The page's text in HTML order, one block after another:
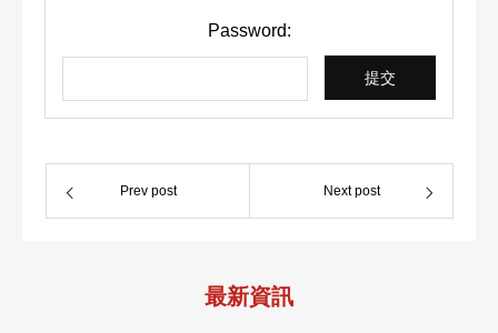
Password:
Prev post Next post
最新資訊